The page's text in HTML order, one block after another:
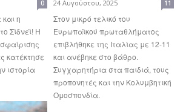
0
η
Σίδνεϊ! Η
κατέκτησε
ιστορία
24 Αυγούστου, 2025 11
Στον μικρό τελικό του
Ευρωπαϊκού πρωταθλήματος
επιβλήθηκε της Ιταλίας με 12-11
και ανέβηκε στο βάθρο.
Συγχαρητήρια στα παιδιά, τους
προπονητές και την Κολυμβητική
Ομοσπονδία.